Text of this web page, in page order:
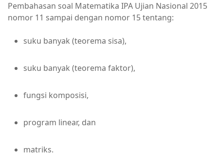
Pembahasan soal Matematika IPA Ujian Nasional 2015
nomor 11 sampai dengan nomor 15 tentang:
suku banyak (teorema sisa),
suku banyak (teorema faktor),
fungsi komposisi,
program linear, dan
matriks.